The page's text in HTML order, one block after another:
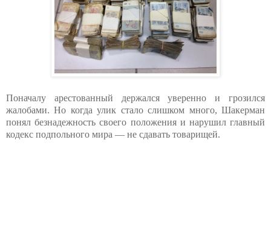
Поначалу арестованный держался уверенно и грозился
жалобами. Но когда улик стало слишком много, Шакерман
понял безнадежность своего положения и нарушил главный
кодекс подпольного мира — не сдавать товарищей.